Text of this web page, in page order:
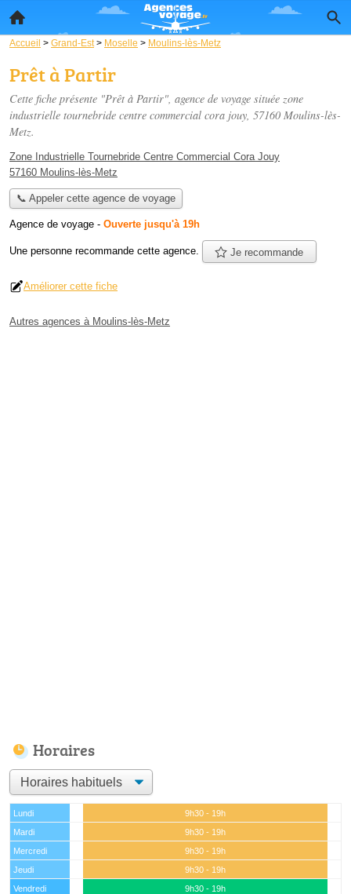
Accueil > Grand-Est > Moselle > Moulins-lès-Metz
Prêt à Partir
Cette fiche présente "Prêt à Partir", agence de voyage située zone
industrielle tournebride centre commercial cora jouy, 57160 Moulins-lès-
Metz.
Zone Industrielle Tournebride Centre Commercial Cora Jouy
57160 Moulins-lès-Metz
📞 Appeler cette agence de voyage
Agence de voyage - Ouverte jusqu'à 19h
Une personne recommande cette agence. Je recommande
Améliorer cette fiche
Autres agences à Moulins-lès-Metz
Horaires
Lundi
9h30 - 19h
Mardi
9h30 - 19h
Mercredi
9h30 - 19h
Jeudi
9h30 - 19h
Vendredi
9h30 - 19h